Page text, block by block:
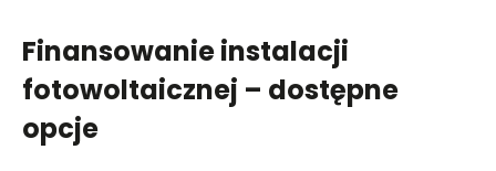
Finansowanie instalacji
fotowoltaicznej – dostępne
opcje